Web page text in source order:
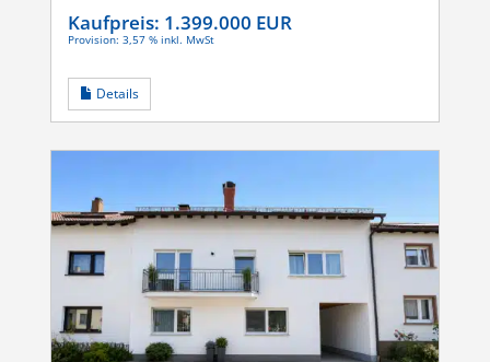
Kaufpreis: 1.399.000 EUR
Provision: 3,57 % inkl. MwSt
Details